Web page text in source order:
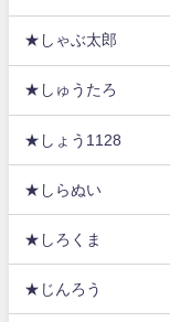
★しゃぶ太郎
★しゅうたろ
★しょう1128
★しらぬい
★しろくま
★じんろう